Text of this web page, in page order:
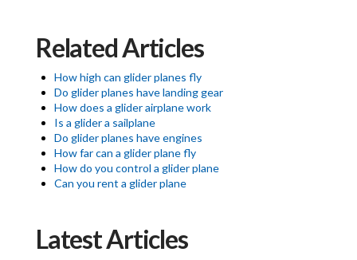
Related Articles
How high can glider planes fly
Do glider planes have landing gear
How does a glider airplane work
Is a glider a sailplane
Do glider planes have engines
How far can a glider plane fly
How do you control a glider plane
Can you rent a glider plane
Latest Articles